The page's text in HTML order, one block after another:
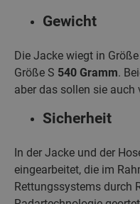
Gewicht
Die Jacke wiegt in Größe
Größe S 540 Gramm.
aber das sollen sie
Sicherheit
In der Jacke und der
eingearbeitet, die im
Rettungssystems durch